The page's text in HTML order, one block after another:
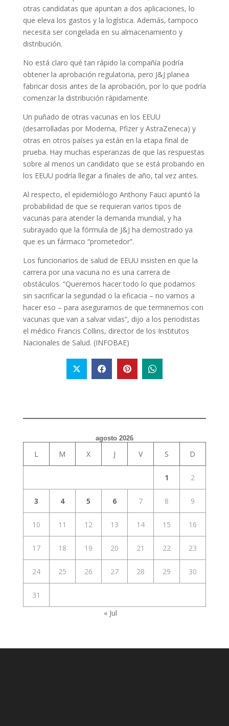
otras candidatas que apuntan a dos aplicaciones, lo
que eleva los gastos y la logística. Además, tampoco
necesita ser congelada en su almacenamiento y
distribución.
No está claro qué tan rápido la compañía podría
obtener la aprobación regulatoria, pero J&J planea
fabricar dosis antes de la aprobación, por lo que podría
comenzar la distribución rápidamente.
Un puñado de otras vacunas en los EEUU
(desarrolladas por Moderna, Pfizer y AstraZeneca) y
otras en otros países ya están en la etapa final de
prueba. Hay muchas esperanzas de que las respuestas
sobre al menos un candidato que se está probando en
los EEUU podría llegar a finales de año, tal vez antes.
Al respecto, el epidemiólogo Anthony Fauci apuntó la
probabilidad de que se requieran varios tipos de
vacunas para atender la demanda mundial, y ha
subrayado que la fórmula de J&J ha demostrado ya
que es un fármaco “prometedor”.
Los funcionarios de salud de EEUU insisten en que la
carrera por una vacuna no es una carrera de
obstáculos. “Queremos hacer todo lo que podamos
sin sacrificar la seguridad o la eficacia – no vamos a
hacer eso – para asegurarnos de que terminemos con
vacunas que van a salvar vidas”, dijo a los periodistas
el médico Francis Collins, director de los Institutos
Nacionales de Salud. (INFOBAE)
agosto 2026
L M X J V S D
1 2
3 4 5 6 7 8 9
10 11 12 13 14 15 16
17 18 19 20 21 22 23
24 25 26 27 28 29 30
31
« Jul